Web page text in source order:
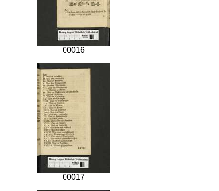
00016
00017